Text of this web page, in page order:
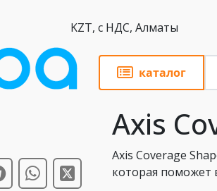
KZT, с НДС, Алматы
каталог
Axis
Axis Coverage
которая поможет